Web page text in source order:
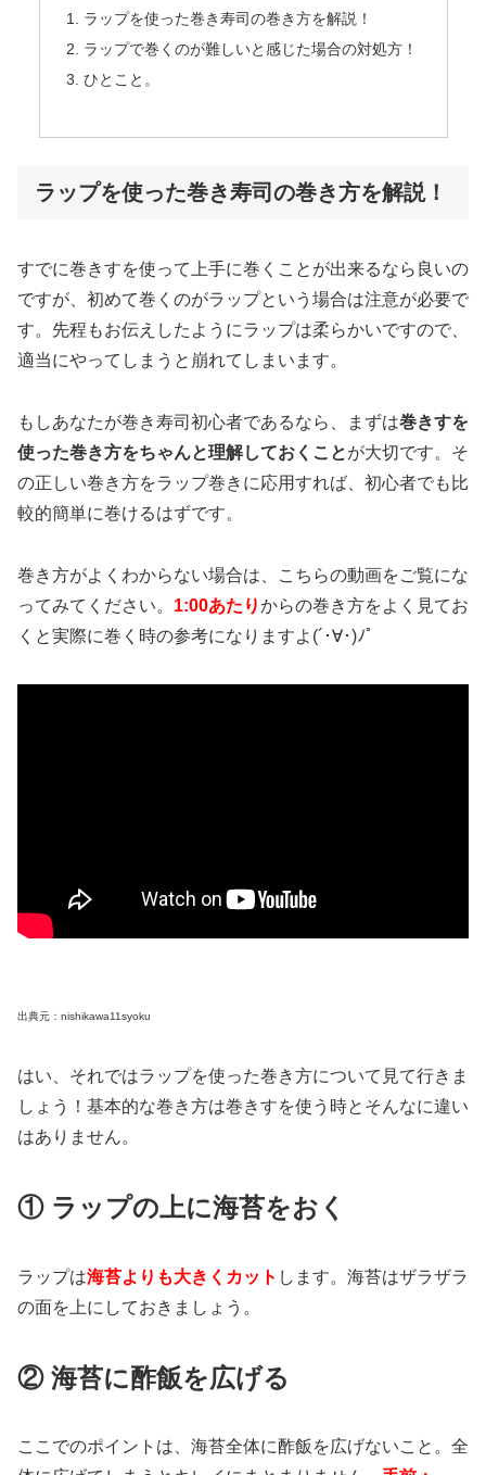
ラップを使った巻き寿司の巻き方を解説！
ラップで巻くのが難しいと感じた場合の対処方！
ひとこと。
ラップを使った巻き寿司の巻き方を解説！
すでに巻きすを使って上手に巻くことが出来るなら良いの
ですが、初めて巻くのがラップという場合は注意が必要で
す。先程もお伝えしたようにラップは柔らかいですので、
適当にやってしまうと崩れてしまいます。
もしあなたが巻き寿司初心者であるなら、まずは巻きすを
使った巻き方をちゃんと理解しておくことが大切です。そ
の正しい巻き方をラップ巻きに応用すれば、初心者でも比
較的簡単に巻けるはずです。
巻き方がよくわからない場合は、こちらの動画をご覧にな
ってみてください。 1:00あたりからの巻き方をよく見てお
くと実際に巻く時の参考になりますよ(´･∀･)ﾉﾟ
出典元：nishikawa11syoku
はい、それではラップを使った巻き方について見て行きま
しょう！基本的な巻き方は巻きすを使う時とそんなに違い
はありません。
① ラップの上に海苔をおく
ラップは海苔よりも大きくカット します。海苔はザラザラ
の面を上にしておきましょう。
② 海苔に酢飯を広げる
ここでのポイントは、海苔全体に酢飯を広げないこと。全